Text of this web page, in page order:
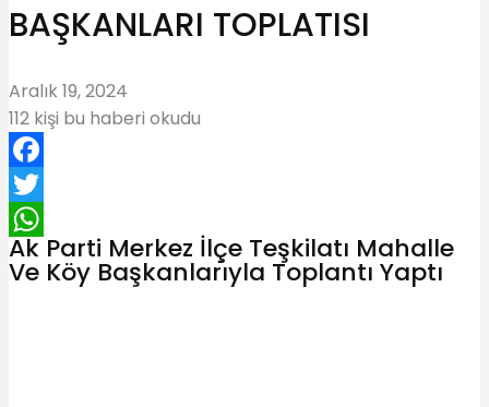
BAŞKANLARI TOPLATISI
Aralık 19, 2024
112 kişi bu haberi okudu
Facebook
Twitter
WhatsApp
Ak Parti Merkez İlçe Teşkilatı Mahalle
Ve Köy Başkanlarıyla Toplantı Yaptı